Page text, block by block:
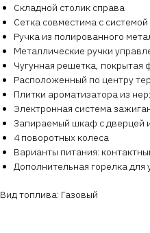
Складной столик справа
Сетка совместима с системой
Ручка из полированного
Металлические ручки
Чугунная решетка,
Расположенный по центру
Плитки ароматизатора из
Электронная система
Запираемый шкаф с дверцей
4 поворотных колеса
Варианты питания:
Дополнительная горелка
Вид топлива: Газовый